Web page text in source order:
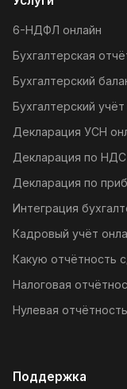
6-НДФЛ онлайн
Бухгалтерская
Бухгалтерский
Бухгалтерский
Декларация УСН
Декларация по НДС
Декларация по
Интеграция
Кадровый учёт
Какую отчётность
Налоговая
Нулевая
Поддержка